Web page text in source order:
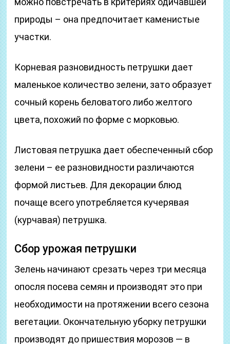
природы – она предпочитает каменистые
участки.
Корневая разновидность петрушки дает
маленькое количество зелени, зато образует
сочный корень беловатого либо желтого
цвета, похожий по форме с морковью.
Листовая петрушка дает обеспеченный сбор
зелени – ее разновидности различаются
формой листьев. Для декорации блюд
почаще всего употребляется кучерявая
(курчавая) петрушка.
Сбор урожая петрушки
Зелень начинают срезать через три месяца
опосля посева семян и производят это при
необходимости на протяжении всего сезона
вегетации. Окончательную уборку петрушки
производят до пришествия морозов — в